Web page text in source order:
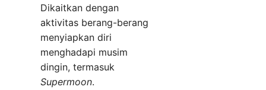
Dikaitkan dengan
aktivitas berang-berang
menyiapkan diri
menghadapi musim
dingin, termasuk
Supermoon.